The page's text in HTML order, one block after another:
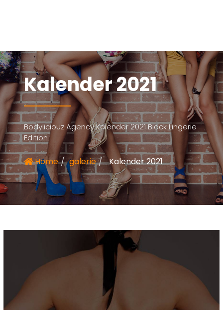
Kalender 2021
Bodyliciouz Agency Kalender 2021 Black Lingerie
Edition
Home galerie Kalender 2021